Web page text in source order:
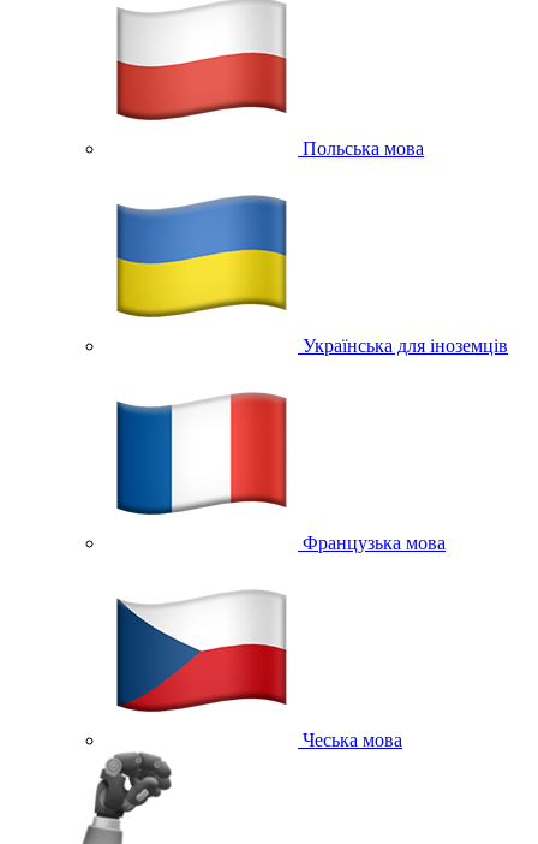
Польська мова
Українська для іноземців
Французька мова
Чеська мова